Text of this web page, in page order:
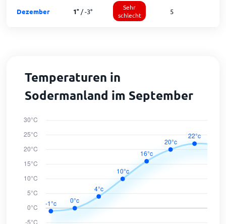
Dezember 1°/-3°
Sehr
schlecht
5
Temperaturen in
Sodermanland im September